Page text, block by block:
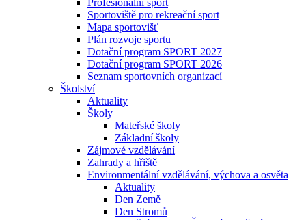
Profesionální sport
Sportoviště pro rekreační sport
Mapa sportovišť
Plán rozvoje sportu
Dotační program SPORT 2027
Dotační program SPORT 2026
Seznam sportovních organizací
Školství
Aktuality
Školy
Mateřské školy
Základní školy
Zájmové vzdělávání
Zahrady a hřiště
Environmentální vzdělávání, výchova a osvěta
Aktuality
Den Země
Den Stromů